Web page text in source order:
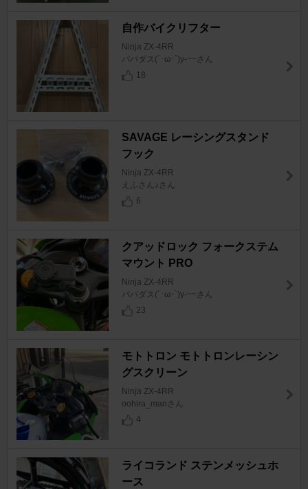
自作バイクリフター
Ninja ZX-4RR
パパダス(´･ω･`)y-~~さん
18
SAVAGE レーシングスタンド
フック
Ninja ZX-4RR
えふさん♪さん
6
クアッドロック フォークステム
マウント PRO
Ninja ZX-4RR
パパダス(´･ω･`)y-~~さん
23
モトトロン モトトロンレーシン
グスクリーン
Ninja ZX-4RR
oohira_manさん
4
ライコランド ステンメッシュホ
ース